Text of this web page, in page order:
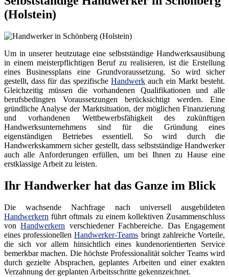
(Holstein)
Um in unserer heutzutage eine selbstständige Handwerksausübung
in einem meisterpflichtigen Beruf zu realisieren, ist die Erstellung
eines Businessplans eine Grundvoraussetzung. So wird sicher
gestellt, dass für das spezifischeHandwerk auch ein Markt besteht.
Gleichzeitig müssen die vorhandenen Qualifikationen und alle
berufsbedingten Voraussetzungen berücksichtigt werden. Eine
gründliche Analyse der Marktsituation, der möglichen Finanzierung
und vorhandenen Wettbewerbsfähigkeit des zukünftigen
Handwerksunternehmens sind für die Gründung eines
eigenständigen Betriebes essentiell. So wird durch die
Handwerkskammern sicher gestellt, dass selbstständige Handwerker
auch alle Anforderungen erfüllen, um bei Ihnen zu Hause eine
erstklassige Arbeit zu leisten.
Ihr Handwerker hat das Ganze im Blick
Die wachsende Nachfrage nach universell ausgebildeten
Handwerkern führt oftmals zu einem kollektiven Zusammenschluss
vonHandwerkern verschiedener Fachbereiche. Das Engagement
eines professionellenHandwerker-Teams bringt zahlreiche Vorteile,
die sich vor allem hinsichtlich eines kundenorientierten Service
bemerkbar machen. Die höchste Professionalität solcher Teams wird
durch gezielte Absprachen, geplantes Arbeiten und einer exakten
Verzahnung der geplanten Arbeitsschritte gekennzeichnet.